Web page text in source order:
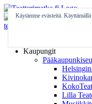
Skip
to
content
Kaupungit
Lilla
Käytämme evästeitä.